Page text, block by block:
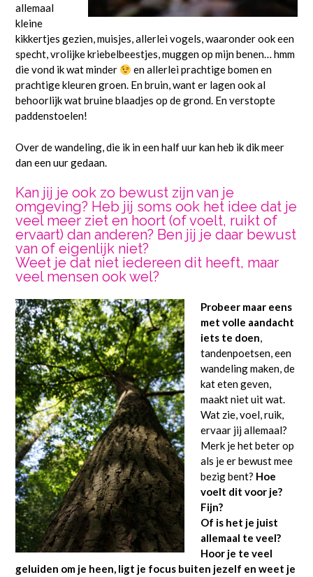
allemaal
kleine
kikkertjes gezien, muisjes, allerlei vogels, waaronder ook een
specht, vrolijke kriebelbeestjes, muggen op mijn benen… hmm
die vond ik wat minder
en allerlei prachtige bomen en
prachtige kleuren groen. En bruin, want er lagen ook al
behoorlijk wat bruine blaadjes op de grond. En verstopte
paddenstoelen!
Over de wandeling, die ik in een half uur kan heb ik dik meer
dan een uur gedaan.
Kan jij je ook zo bewust zijn van je
omgeving? Heb jij soms ook het idee dat je
veel meer ziet en hoort (of voelt, ruikt of
ervaart) dan anderen? Ben jij je daar bewust
van of eigenlijk niet?
Weet je dat niet iedereen dit heeft, maar
veel mensen ook wel?
Probeer maar eens
met volle aandacht
iets te doen,
tandenpoetsen, een
wandeling maken, de
kat eten geven,
maakt niet uit wat.
Wat zie, voel, ruik,
ervaar jij allemaal?
Merk je het beter op
als je er bewust mee
bezig bent? Hoe
voelt dit voor je?
Fijn?
Of is het je juist
allemaal te veel?
Hoor je te veel
geluiden om je heen, ligt je focus buiten jezelf en weet je